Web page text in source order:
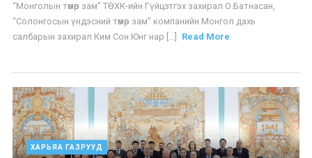
“Монголын төмөр зам” ТӨХК-ийн Гүйцэтгэх захирал О.Батнасан,
“Солонгосын үндэсний төмөр зам” компанийн Монгол дахь
салбарын захирал Ким Сон Юнг нар [...]
Read More
ХАРЬЯА ГАЗРУУД